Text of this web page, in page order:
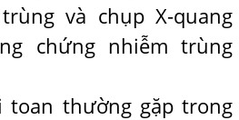
và chụp X-quang
chứng nhiễm trùng
toan thường gặp trong